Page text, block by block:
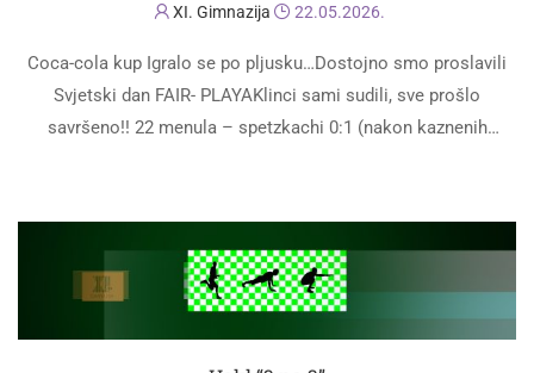
XI. Gimnazija 22.05.2026.
Coca-cola kup Igralo se po pljusku…Dostojno smo proslavili
Svjetski dan FAIR- PLAYAKlinci sami sudili, sve prošlo
savršeno!! 22 menula – spetzkachi 0:1 (nakon kaznenih